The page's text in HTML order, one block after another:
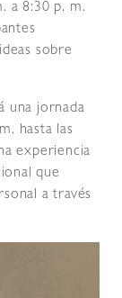
a 8:30 p. m.
sobre
una jornada
hasta las
experiencia
que
a través